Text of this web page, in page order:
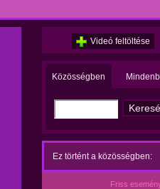
Videó feltöltése
Közösségben
Ez történt a közösségben:
Friss